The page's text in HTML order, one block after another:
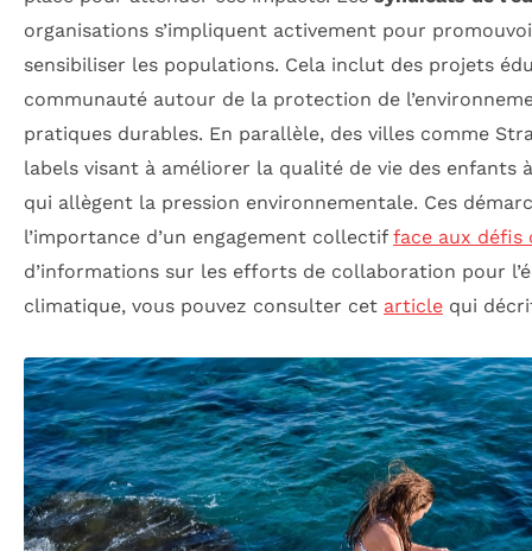
organisations s’impliquent activement pour
sensibiliser les populations. Cela inclut des projets
communauté autour de la protection de
pratiques durables. En parallèle, des villes comme
labels visant à améliorer la qualité de vie des enfants
qui allègent la pression environnementale. Ces
l’importance d’un engagement collectif face aux défis
d’informations sur les efforts de collaboration pour
climatique, vous pouvez consulter cet article qui